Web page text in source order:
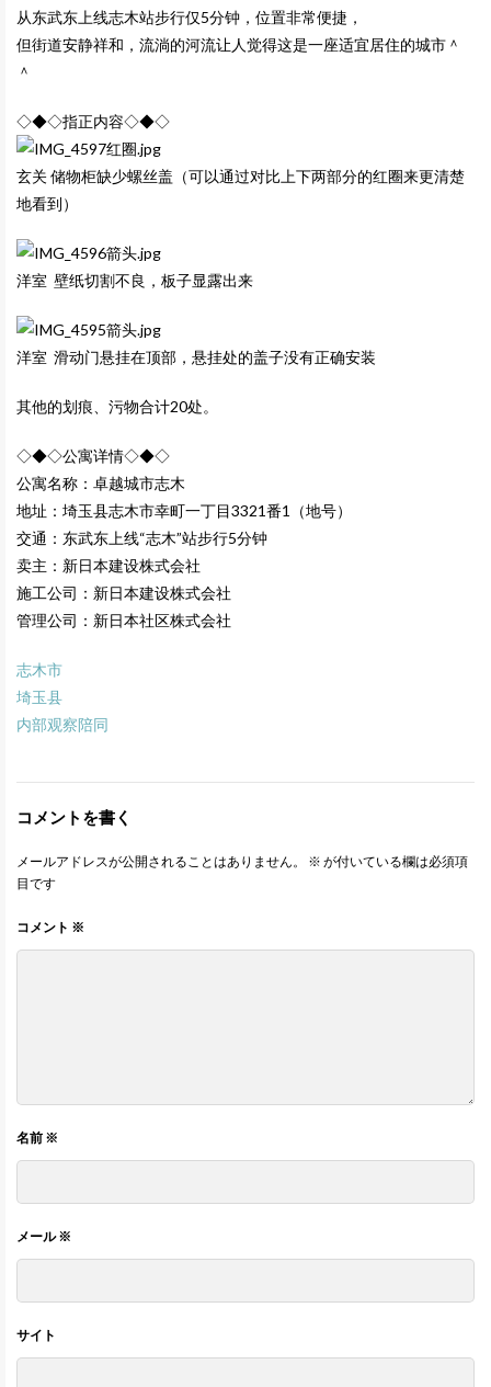
从东武东上线志木站步行仅5分钟，位置非常便捷，
但街道安静祥和，流淌的河流让人觉得这是一座适宜居住的城市＾
＾
◇◆◇指正内容◇◆◇
玄关 储物柜缺少螺丝盖（可以通过对比上下两部分的红圈来更清楚
地看到）
洋室 壁纸切割不良，板子显露出来
洋室 滑动门悬挂在顶部，悬挂处的盖子没有正确安装
其他的划痕、污物合计20处。
◇◆◇公寓详情◇◆◇
公寓名称：卓越城市志木
地址：埼玉县志木市幸町一丁目3321番1（地号）
交通：东武东上线“志木”站步行5分钟
卖主：新日本建设株式会社
施工公司：新日本建设株式会社
管理公司：新日本社区株式会社
志木市
埼玉县
内部观察陪同
コメントを書く
メールアドレスが公開されることはありません。 ※ が付いている欄は必須項
目です
コメント ※
名前 ※
メール※
サイト